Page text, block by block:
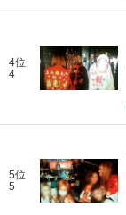
4位
4
5位
5